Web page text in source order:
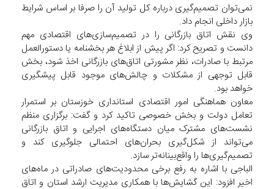
نمی‌توان تصمیم‌گیری درباره کل تولید آن را صرفا بر اساس شرایط
بازار داخلی انجام داد.
وی نقش اتاق بازرگانی را در تصمیم‌سازی‌های اقتصادی مهم
دانست و تصریح کرد: اگر پیش از ابلاغ هر بخشنامه یا دستورالعمل
مرتبط با صادرات، نظر مشورتی اتاق‌های بازرگانی اخذ شود، بخش
قابل توجهی از مشکلات و چالش‌های موجود قابل پیشگیری
خواهد بود.
معاون هماهنگی امور اقتصادی استانداری خوزستان بر استمرار
تعامل دولت و بخش خصوصی تاکید کرد و گفت: برگزاری منظم
نشست‌های مشترک میان دستگاه‌های اجرایی و اتاق بازرگانی
می‌تواند از شکل‌گیری بحران‌های احتمالی جلوگیری کند و
تصمیم‌گیری‌ها را واقع‌بینانه‌تر سازد.
الباجی با اشاره به رفع برخی محدودیت‌های صادراتی در ماه‌های
اخیر افزود: این گشایش‌ها با همکاری مدیریت ارشد استان و اتاق